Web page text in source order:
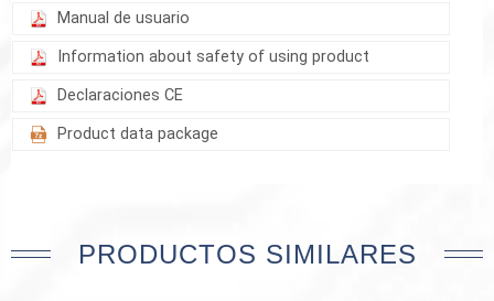
Manual de usuario
Information about safety of using product
Declaraciones CE
Product data package
PRODUCTOS SIMILARES